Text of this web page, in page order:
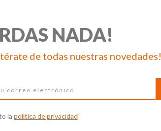
NADA!
de todas nuestras novedades!
la política de privacidad